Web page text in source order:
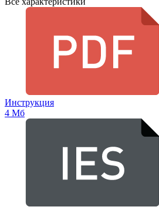
Инструкция
4 Мб